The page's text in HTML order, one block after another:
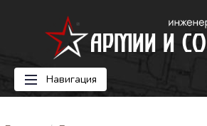
Навигация